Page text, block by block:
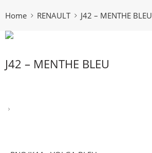
Home RENAULT J42 – MENTHE BLEU
J42 – MENTHE BLEU